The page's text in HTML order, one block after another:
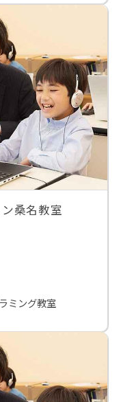
桑名教室
ミング教室